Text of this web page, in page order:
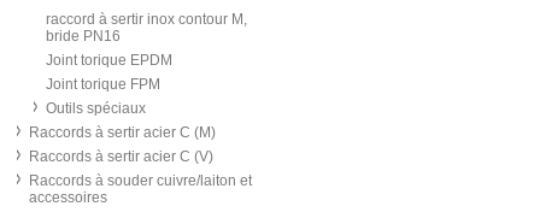
raccord à sertir inox contour M,
bride PN16
Joint torique EPDM
Joint torique FPM
Outils spéciaux
Raccords à sertir acier C (M)
Raccords à sertir acier C (V)
Raccords à souder cuivre/laiton et
accessoires